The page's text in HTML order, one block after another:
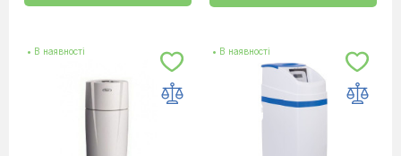
• В наявності • В наявності